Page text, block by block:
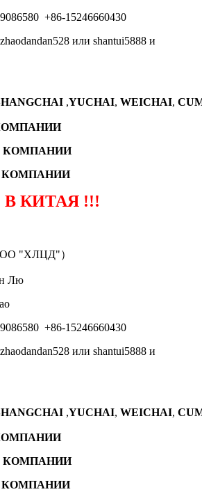
+86-15246660430
или shantui5888 и
,YUCHAI, WEICHAI,
КОМПАНИИ
1 КОМПАНИИ
КОМПАНИИ
КИТАЯ !!!
"ХЛЦД"）
Лю
+86-15246660430
или shantui5888 и
,YUCHAI, WEICHAI,
КОМПАНИИ
1 КОМПАНИИ
КОМПАНИИ